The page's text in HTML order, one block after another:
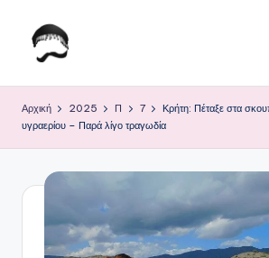
Μετάβαση
ο
Κ
Αρχική 2025 Π 7
Κρήτη: Πέταξε στα
υγραερίου – Παρά λίγο τραγωδία